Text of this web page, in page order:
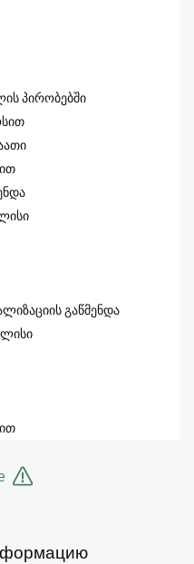
პირობებში
გაწმენდა